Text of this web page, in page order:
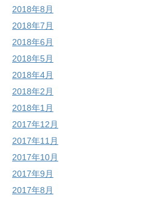
2018年8月
2018年7月
2018年6月
2018年5月
2018年4月
2018年2月
2018年1月
2017年12月
2017年11月
2017年10月
2017年9月
2017年8月